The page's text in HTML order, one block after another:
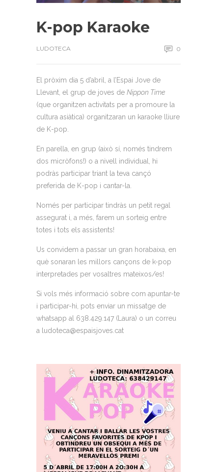
K-pop Karaoke
LUDOTECA 0
El pròxim dia 5 d’abril, a l’Espai Jove de
Llevant, el grup de joves de Nippon Time
(que organitzen activitats per a promoure la
cultura asiàtica) organitzaran un karaoke lliure
de K-pop.
En parella, en grup (això sí, només tindrem
dos micròfons!) o a nivell individual, hi
podràs participar triant la teva cançó
preferida de K-pop i cantar-la.
Només per participar tindràs un petit regal
assegurat i, a més, farem un sorteig entre
totes i tots els assistents!
Us convidem a passar un gran horabaixa, en
què sonaran les millors cançons de k-pop
interpretades per vosaltres mateixos/es!
Si vols més informació sobre com apuntar-te
i participar-hi, pots enviar un missatge de
whatsapp al 638.429.147 (Laura) o un correu
a ludoteca@espaisjoves.cat